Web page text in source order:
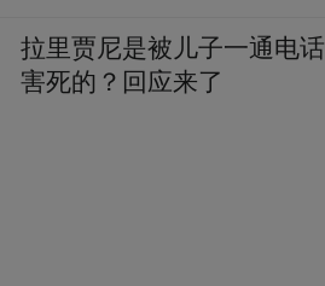
拉里贾尼是被儿子一通电话
害死的？回应来了